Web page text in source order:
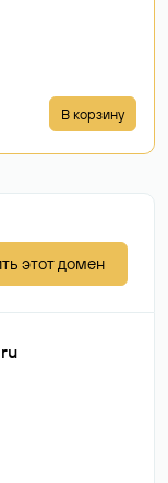
В корзину
этот домен